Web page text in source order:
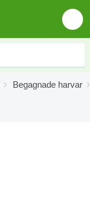
Begagnade harvar